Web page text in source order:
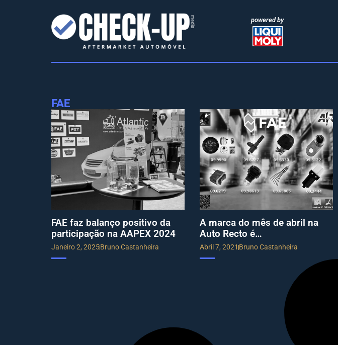
powered by
FAE
FAE faz balanço positivo da
participação na AAPEX 2024
Janeiro 2, 2025Bruno Castanheira
A marca do mês de abril na
Auto Recto é…
Abril 7, 2021 Bruno Castanheira